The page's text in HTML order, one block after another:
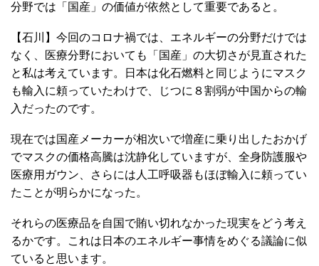
分野では「国産」の価値が依然として重要であると。
【石川】今回のコロナ禍では、エネルギーの分野だけでは
なく、医療分野においても「国産」の大切さが見直された
と私は考えています。日本は化石燃料と同じようにマスク
も輸入に頼っていたわけで、じつに８割弱が中国からの輸
入だったのです。
現在では国産メーカーが相次いで増産に乗り出したおかげ
でマスクの価格高騰は沈静化していますが、全身防護服や
医療用ガウン、さらには人工呼吸器もほぼ輸入に頼ってい
たことが明らかになった。
それらの医療品を自国で賄い切れなかった現実をどう考え
るかです。これは日本のエネルギー事情をめぐる議論に似
ていると思います。